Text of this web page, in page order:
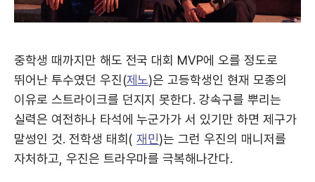
중학생 때까지만 해도 전국 대회 MVP에 오를 정도로
뛰어난 투수였던 우진(제노)은 고등학생인 현재 모종의
이유로 스트라이크를 던지지 못한다. 강속구를 뿌리는
실력은 여전하나 타석에 누군가가 서 있기만 하면 제구가
말썽인 것. 전학생 태희( 재민)는 그런 우진의 매니저를
자처하고, 우진은 트라우마를 극복해나간다.